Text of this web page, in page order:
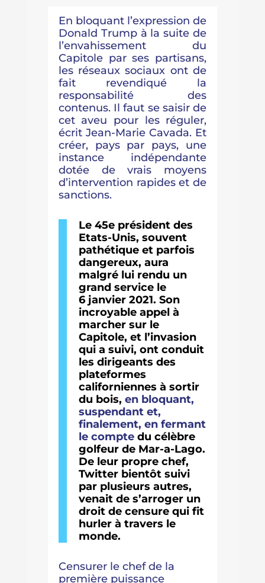
En bloquant l’expression de
Donald Trump à la suite de
l’envahissement du
Capitole par ses partisans,
les réseaux sociaux ont de
fait revendiqué la
responsabilité des
contenus. Il faut se saisir de
cet aveu pour les réguler,
écrit Jean-Marie Cavada. Et
créer, pays par pays, une
instance indépendante
dotée de vrais moyens
d’intervention rapides et de
sanctions.
Le 45eprésident des
Etats-Unis, souvent
pathétique et parfois
dangereux, aura
malgré lui rendu un
grand service le
6 janvier 2021. Son
incroyable appel à
marcher sur le
Capitole, et l’invasion
qui a suivi, ont conduit
les dirigeants des
plateformes
californiennes à sortir
du bois, en bloquant,
suspendant et,
finalement, en fermant
le comptedu célèbre
golfeur de Mar-a-Lago.
De leur propre chef,
Twitter bientôt suivi
par plusieurs autres,
venait de s’arroger un
droit de censure qui fit
hurler à travers le
monde.
Censurer le chef de la
première puissance